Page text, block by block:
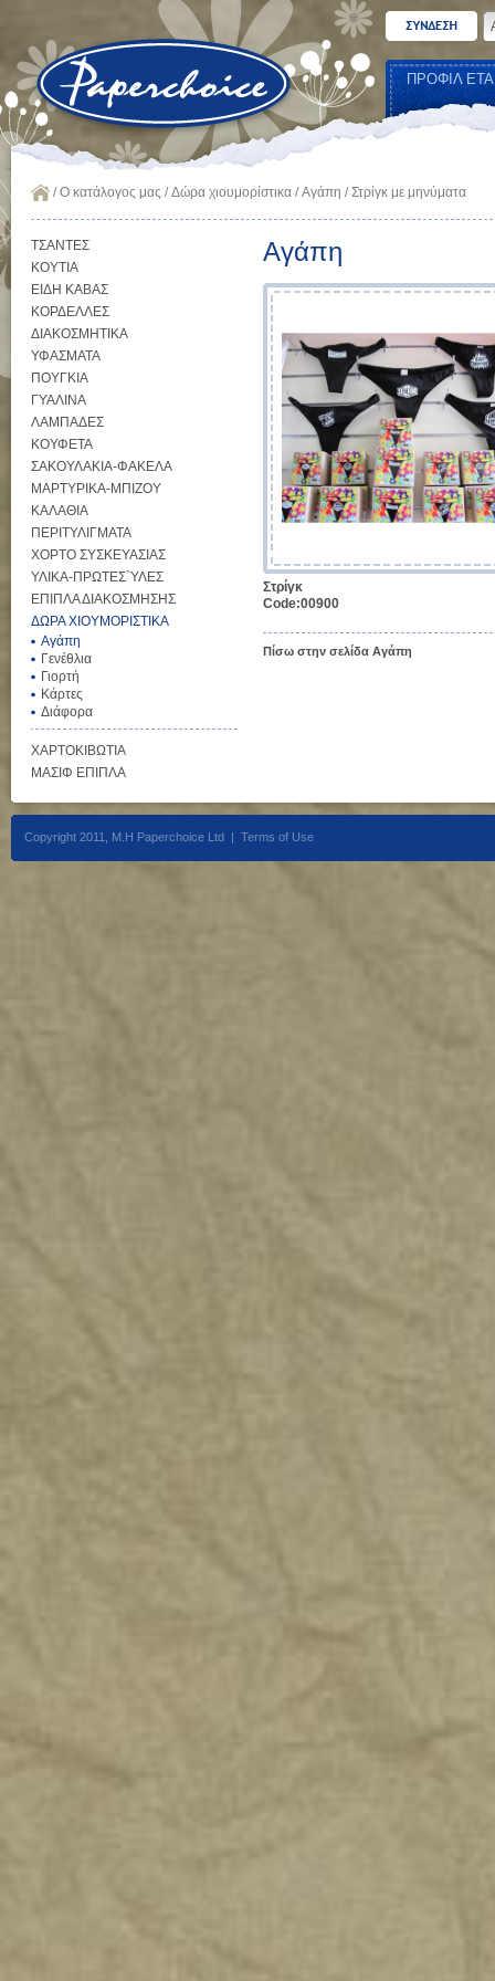
ΠΡΟΦΙΛ
/Ο κατάλογος μας /Δώρα χιουμορίστικα /Αγάπη /Στρίγκ με μηνύματα
ΤΣΑΝΤΕΣ
ΚΟΥΤΙΑ
ΕΙΔΗ ΚΑΒΑΣ
ΚΟΡΔΕΛΛΕΣ
ΔΙΑΚΟΣΜΗΤΙΚΑ
ΥΦΑΣΜΑΤΑ
ΠΟΥΓΚΙΑ
ΓΥΑΛΙΝΑ
ΛΑΜΠΑΔΕΣ
ΚΟΥΦΕΤΑ
ΣΑΚΟΥΛΑΚΙΑ-ΦΑΚΕΛΑ
ΜΑΡΤΥΡΙΚΑ-ΜΠΙΖΟΥ
ΚΑΛΑΘΙΑ
ΠΕΡΙΤΥΛΙΓΜΑΤΑ
ΧΟΡΤΟ ΣΥΣΚΕΥΑΣΙΑΣ
ΥΛΙΚΑ-ΠΡΩΤΕΣ`ΥΛΕΣ
ΕΠΙΠΛΑ ΔΙΑΚΟΣΜΗΣΗΣ
ΔΩΡΑ ΧΙΟΥΜΟΡΙΣΤΙΚΑ
Αγάπη
Γενέθλια
Γιορτή
Κάρτες
Διάφορα
ΧΑΡΤΟΚΙΒΩΤΙΑ
ΜΑΣΙΦ ΕΠΙΠΛΑ
Αγάπη
Στρίγκ
Code:00900
Πίσω στην σελίδα Αγάπη
Copyright 2011, M.H Paperchoice Ltd | Terms of Use